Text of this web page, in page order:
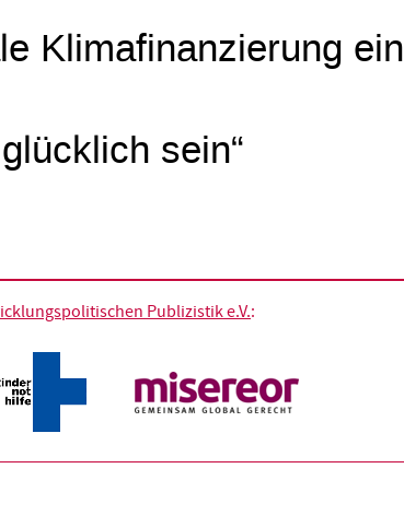
Klimafinanzierung ein
sein“
Publizistik e.V.: